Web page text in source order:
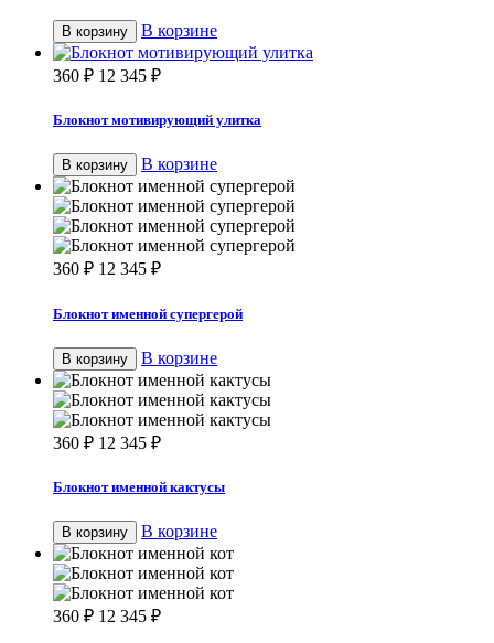
В корзину В корзине
360 ₽ 12 345 ₽
Блокнот мотивирующий улитка
В корзину В корзине
360 ₽ 12 345 ₽
Блокнот именной супергерой
В корзину В корзине
360 ₽ 12 345 ₽
Блокнот именной кактусы
В корзину В корзине
360 ₽ 12 345 ₽